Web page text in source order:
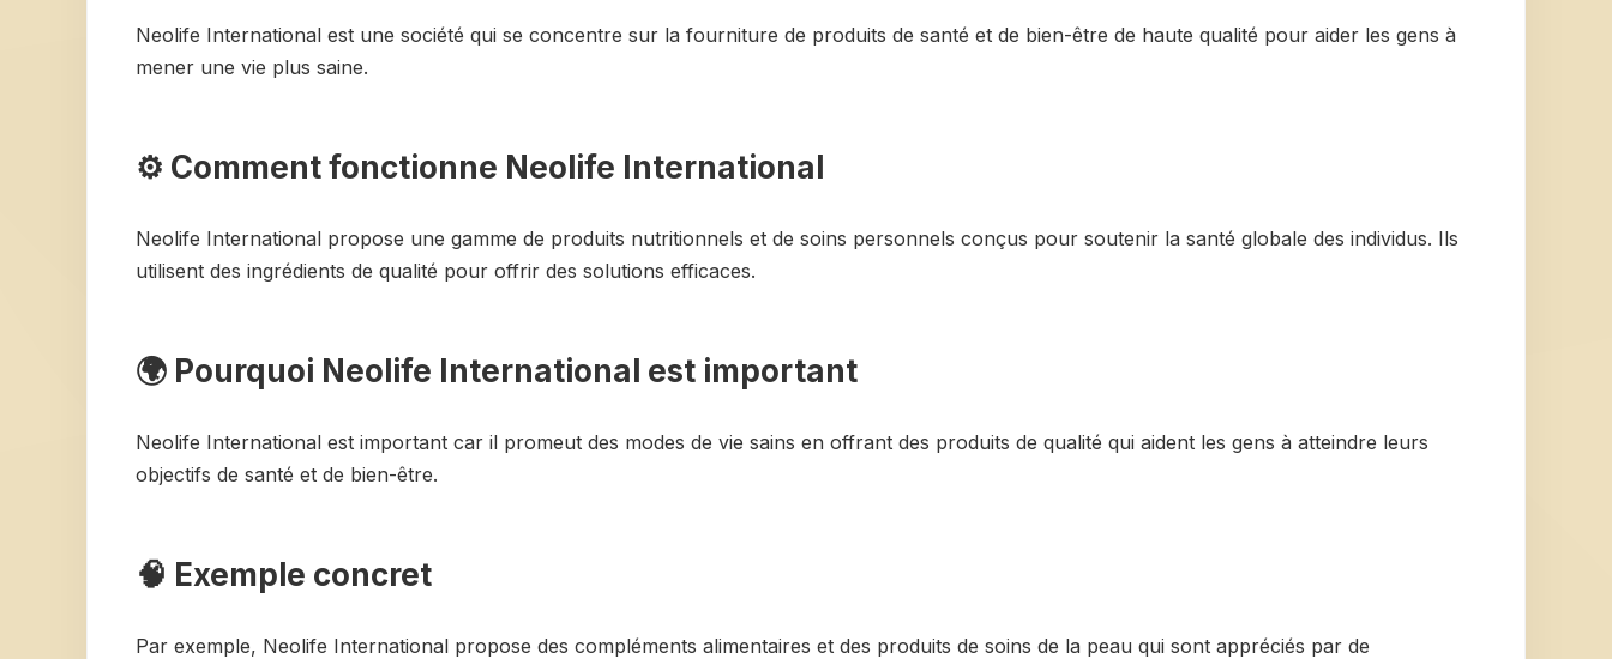
Neolife International est une société qui se concentre sur la fourniture de produits de santé et de bien-être de haute qualité pour aider les gens à
mener une vie plus saine.
⚙️ Comment fonctionne Neolife International
Neolife International propose une gamme de produits nutritionnels et de soins personnels conçus pour soutenir la santé globale des individus. Ils
utilisent des ingrédients de qualité pour offrir des solutions efficaces.
🌍 Pourquoi Neolife International est important
Neolife International est important car il promeut des modes de vie sains en offrant des produits de qualité qui aident les gens à atteindre leurs
objectifs de santé et de bien-être.
🧠 Exemple concret
Par exemple, Neolife International propose des compléments alimentaires et des produits de soins de la peau qui sont appréciés par de